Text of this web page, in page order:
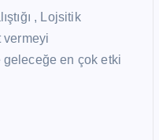
, Lojsitik
vermeyi
geleceğe en çok etki